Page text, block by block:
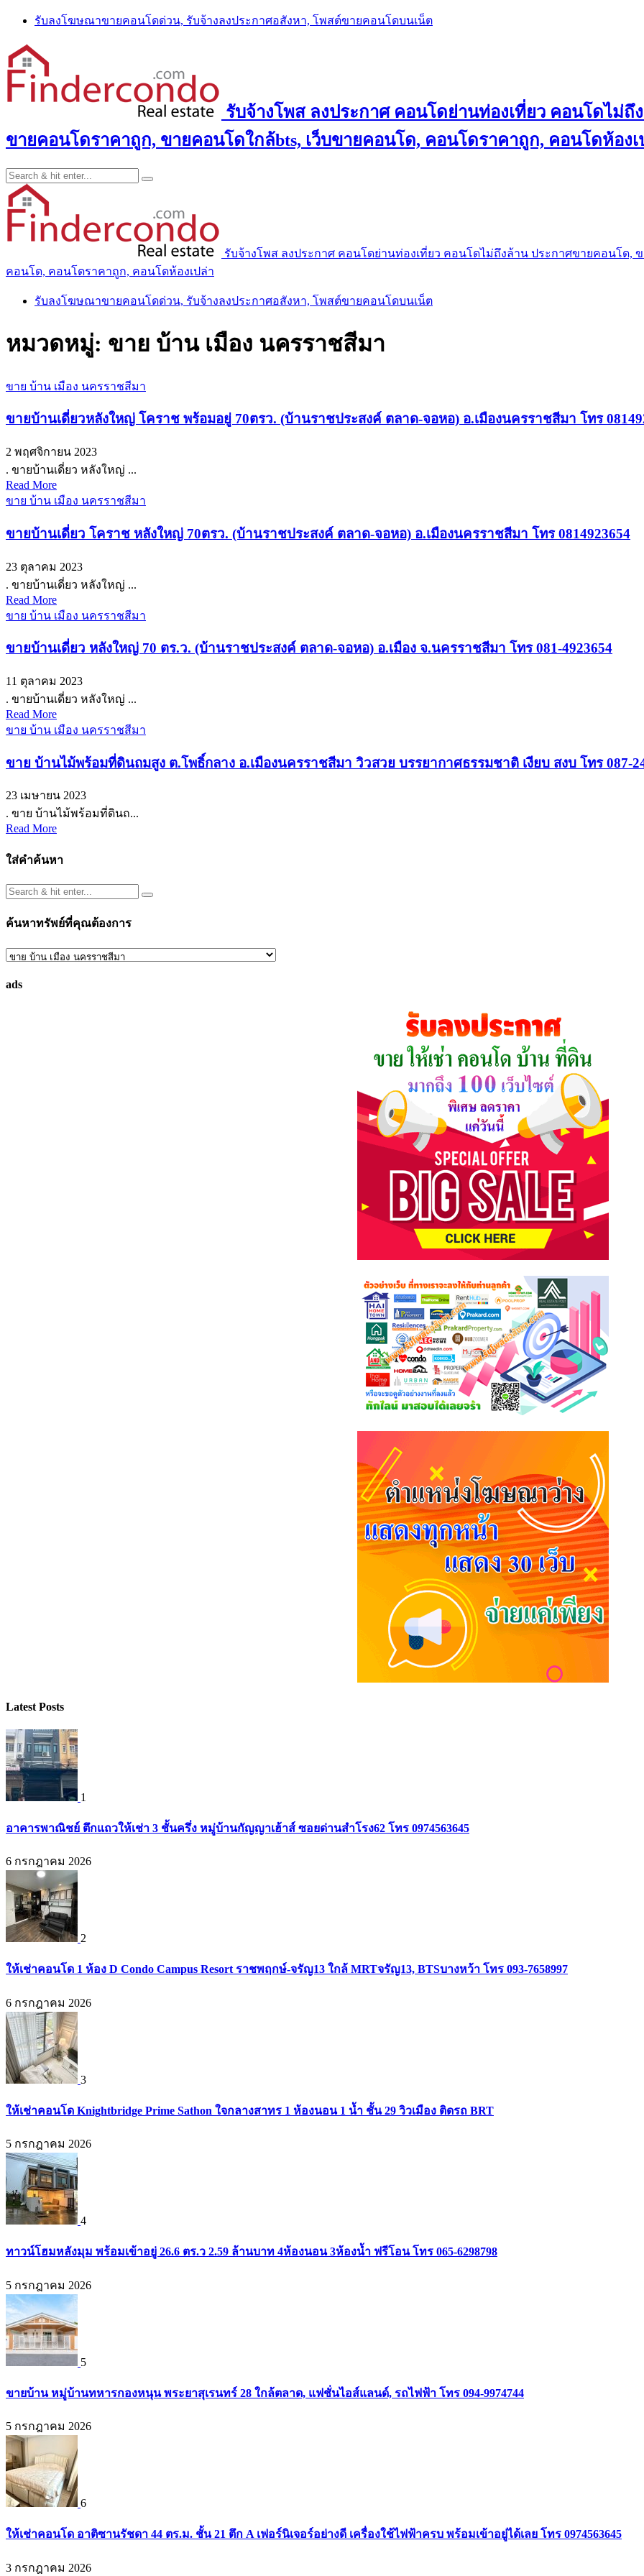
Skip
content
รับลงโฆษณาขายคอนโดด่วน, รับจ้างลงประกาศอสังหา, โพสต์ขายคอนโดบนเน็ต
รับจ้างโพส ลงประกาศ คอนโดย่านท่องเที่ยว คอนโดไม่
ขายคอนโดราคาถูก, ขายคอนโดใกล้bts, เว็บขายคอนโด, คอนโดราคาถูก, คอนโดห้องเ
รับจ้างโพส ลงประกาศ คอนโดย่านท่องเที่ยว คอนโดไม่ถึงล้าน ประกาศขายคอนโด,
คอนโด, คอนโดราคาถูก, คอนโดห้องเปล่า
รับลงโฆษณาขายคอนโดด่วน, รับจ้างลงประกาศอสังหา, โพสต์ขายคอนโดบนเน็ต
หมวดหมู่: ขาย บ้าน เมือง นครราชสีมา
ขาย บ้าน เมือง นครราชสีมา
ขายบ้านเดี่ยวหลังใหญ่ โคราช พร้อมอยู่ 70ตรว. (บ้านราชประสงค์ ตลาด-จอหอ) อ.เมืองนครราชสีมา โทร
2 พฤศจิกายน 2023
. ขายบ้านเดี่ยว หลังใหญ่ ...
Read More
ขาย บ้าน เมือง นครราชสีมา
ขายบ้านเดี่ยว โคราช หลังใหญ่ 70ตรว. (บ้านราชประสงค์ ตลาด-จอหอ) อ.เมืองนครราชสีมา โทร 0814923654
23 ตุลาคม 2023
. ขายบ้านเดี่ยว หลังใหญ่ ...
Read More
ขาย บ้าน เมือง นครราชสีมา
ขายบ้านเดี่ยว หลังใหญ่ 70 ตร.ว. (บ้านราชประสงค์ ตลาด-จอหอ) อ.เมือง จ.นครราชสีมา โทร 081-4923654
11 ตุลาคม 2023
. ขายบ้านเดี่ยว หลังใหญ่ ...
Read More
ขาย บ้าน เมือง นครราชสีมา
ขาย บ้านไม้พร้อมที่ดินถมสูง ต.โพธิ์กลาง อ.เมืองนครราชสีมา วิวสวย บรรยากาศธรรมชาติ เงียบ สงบ โทร 087-
23 เมษายน 2023
. ขาย บ้านไม้พร้อมที่ดินถ...
Read More
ใส่คำค้นหา
ค้นหาทรัพย์ที่คุณต้องการ
ค้นหา
ที่
ads
Latest Posts
1
อาคารพาณิชย์ ตึกแถวให้เช่า 3 ชั้นครึ่ง หมู่บ้านกัญญาเฮ้าส์ ซอยด่านสำโรง62 โทร 0974563645
6 กรกฎาคม 2026
2
ให้เช่าคอนโด 1 ห้อง D Condo Campus Resort ราชพฤกษ์-จรัญ13 ใกล้ MRTจรัญ13, BTSบางหว้า โทร 093-7658997
6 กรกฎาคม 2026
3
ให้เช่าคอนโด Knightbridge Prime Sathon ใจกลางสาทร 1 ห้องนอน 1 น้ำ ชั้น 29 วิวเมือง ติดรถ BRT
5 กรกฎาคม 2026
4
ทาวน์โฮมหลังมุม พร้อมเข้าอยู่ 26.6 ตร.ว 2.59 ล้านบาท 4ห้องนอน 3ห้องน้ำ ฟรีโอน โทร 065-6298798
5 กรกฎาคม 2026
5
ขายบ้าน หมู่บ้านทหารกองหนุน พระยาสุเรนทร์ 28 ใกล้ตลาด, แฟชั่นไอส์แลนด์, รถไฟฟ้า โทร 094-9974744
5 กรกฎาคม 2026
6
ให้เช่าคอนโด อาติซานรัชดา 44 ตร.ม. ชั้น 21 ตึก A เฟอร์นิเจอร์อย่างดี เครื่องใช้ไฟฟ้าครบ พร้อมเข้าอยู่ได้เลย โทร 0974563645
3 กรกฎาคม 2026